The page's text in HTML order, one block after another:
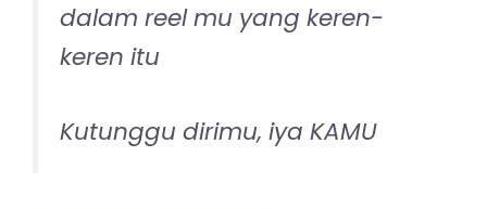
dalam reel mu yang keren-
keren itu
Kutunggu dirimu, iya KAMU